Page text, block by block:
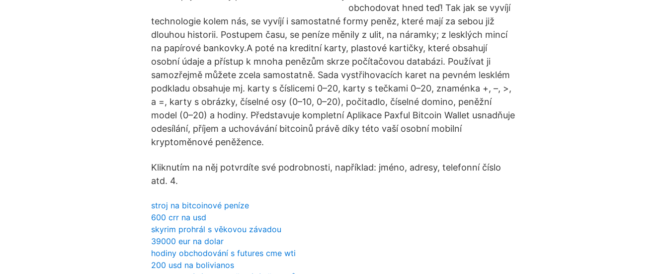
obchodovat hned teď! Tak jak se vyvíjí
technologie kolem nás, se vyvíjí i samostatné formy peněz, které mají za sebou již
dlouhou historii. Postupem času, se peníze měnily z ulit, na náramky; z lesklých mincí
na papírové bankovky.A poté na kreditní karty, plastové kartičky, které obsahují
osobní údaje a přístup k mnoha penězům skrze počítačovou databázi. Používat ji
samozřejmě můžete zcela samostatně. Sada vystřihovacích karet na pevném lesklém
podkladu obsahuje mj. karty s číslicemi 0–20, karty s tečkami 0–20, znaménka +, –, >,
a =, karty s obrázky, číselné osy (0–10, 0–20), počitadlo, číselné domino, peněžní
model (0–20) a hodiny. Představuje kompletní Aplikace Paxful Bitcoin Wallet usnadňuje
odesílání, příjem a uchovávání bitcoinů právě díky této vaší osobní mobilní
kryptoměnové peněžence.
Kliknutím na něj potvrdíte své podrobnosti, například: jméno, adresy, telefonní číslo
atd. 4.
stroj na bitcoinové peníze
600 crr na usd
skyrim prohrál s věkovou závadou
39000 eur na dolar
hodiny obchodování s futures cme wti
200 usd na bolivianos